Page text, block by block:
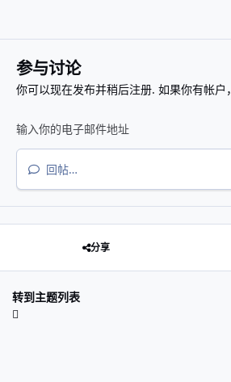
参与讨论
你可以现在发布并稍后注册. 如果你有帐户，
回帖…
分享
转到主题列表